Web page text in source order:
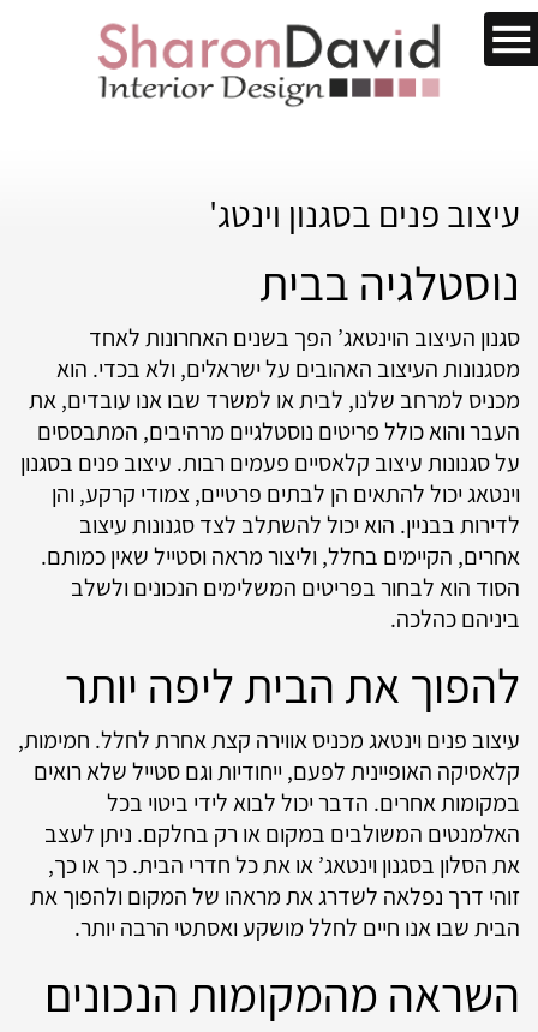
עיצוב פנים בסגנון וינטג'
נוסטלגיה בבית
סגנון העיצוב הוינטאג’ הפך בשנים האחרונות לאחד
מסגנונות העיצוב האהובים על ישראלים, ולא בכדי. הוא
מכניס למרחב שלנו, לבית או למשרד שבו אנו עובדים, את
העבר והוא כולל פריטים נוסטלגיים מרהיבים, המתבססים
על סגנונות עיצוב קלאסיים פעמים רבות. עיצוב פנים בסגנון
וינטאג יכול להתאים הן לבתים פרטיים, צמודי קרקע, והן
לדירות בבניין. הוא יכול להשתלב לצד סגנונות עיצוב
אחרים, הקיימים בחלל, וליצור מראה וסטייל שאין כמותם.
הסוד הוא לבחור בפריטים המשלימים הנכונים ולשלב
ביניהם כהלכה.
להפוך את הבית ליפה יותר
עיצוב פנים וינטאג מכניס אווירה קצת אחרת לחלל. חמימות,
קלאסיקה האופיינית לפעם, ייחודיות וגם סטייל שלא רואים
במקומות אחרים. הדבר יכול לבוא לידי ביטוי בכל
האלמנטים המשולבים במקום או רק בחלקם. ניתן לעצב
את הסלון בסגנון וינטאג’ או את כל חדרי הבית. כך או כך,
זוהי דרך נפלאה לשדרג את מראהו של המקום ולהפוך את
הבית שבו אנו חיים לחלל מושקע ואסתטי הרבה יותר.
השראה מהמקומות הנכונים